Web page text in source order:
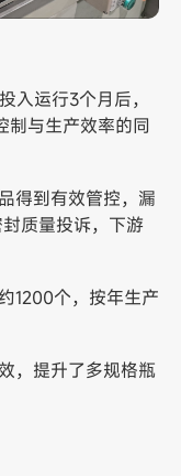
入运行3个月后，
制与生产效率的同
得到有效管控，漏
质量投诉，下游
1200个，按年生产
，提升了多规格瓶